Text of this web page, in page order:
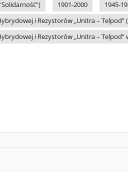
1901-2000 1945-
i Rezystorów „Unitra – Telpod”
i Rezystorów „Unitra – Telpod”